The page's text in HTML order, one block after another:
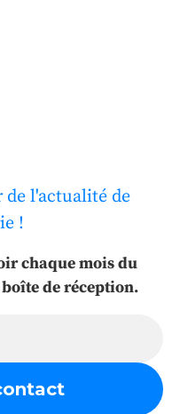
de l'actualité de
!
chaque mois du
de réception.